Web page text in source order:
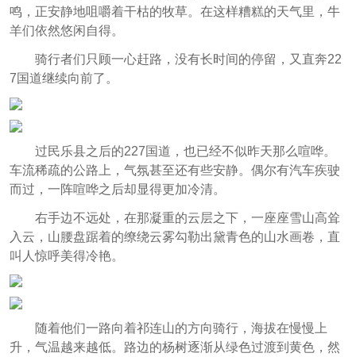
鸣，正安静地咀嚼着干枯的牧草。在这样糟糕的天气里，牛
羊们依然悠闲自得。
骑行者们只顾一心赶路，没有长时间的停留，又直奔22
7国道继续向前了。
过民乐县之后的227国道，也已经不似昨天那么喧哗。
车流稀疏的公路上，气氛甚至还有些安静。偶尔有汽车疾驶
而过，一阵喧哗之后却显得更加冷清。
右手边不远处，在那凝重的云层之下，一座座雪山高耸
入云，山腰盘踞着的缭绕云雾勾勒出黛青色的山水画卷，直
叫人惊呼美得冷艳。
随着他们一路向着祁连山的方向骑行，海拔在慢慢上
升，气温越来越低。路边的杨树逐渐从绿色过渡到黄色，然